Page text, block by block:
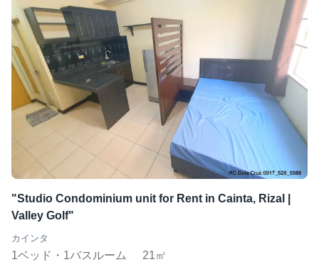
"Studio Condominium unit for Rent in Cainta, Rizal |
Valley Golf"
カインタ
1ベッド・1バスルーム 21㎡